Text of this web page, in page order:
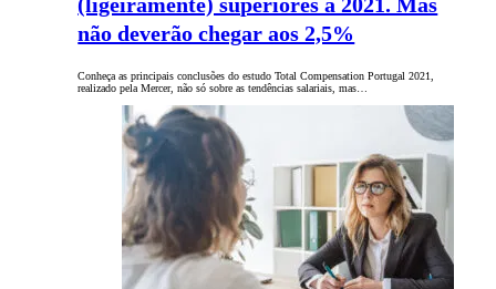
não deverão chegar aos 2,5%
Conheça as principais conclusões do estudo Total Compensation Portugal 2021,
realizado pela Mercer, não só sobre as tendências salariais, mas…